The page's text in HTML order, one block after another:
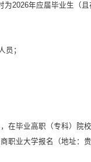
为2026年应届毕业生（且
员；
在毕业高职（专科）院校
职业大学报名（地址：